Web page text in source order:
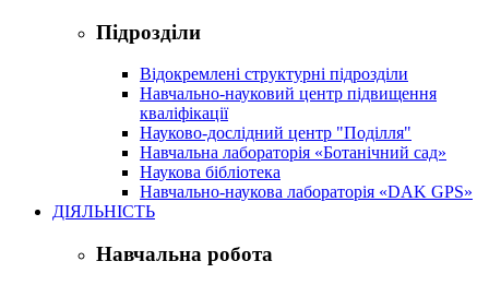
Підрозділи
Відокремлені структурні підрозділи
Навчально-науковий центр підвищення
кваліфікації
Науково-дослідний центр "Поділля"
Навчальна лабораторія «Ботанічний сад»
Наукова бібліотека
Навчально-наукова лабораторія «DAK GPS»
ДІЯЛЬНІСТЬ
Навчальна робота